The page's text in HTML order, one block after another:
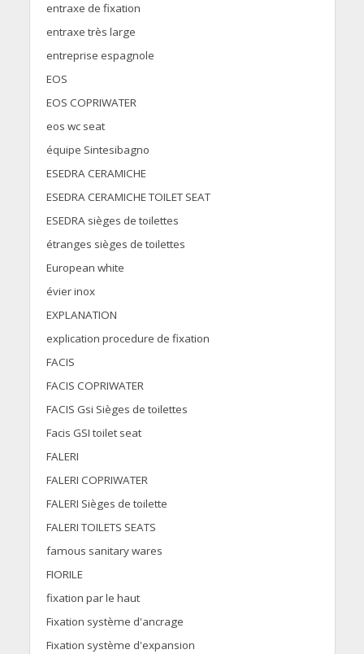
entraxe de fixation
entraxe très large
entreprise espagnole
EOS
EOS COPRIWATER
eos wc seat
équipe Sintesibagno
ESEDRA CERAMICHE
ESEDRA CERAMICHE TOILET SEAT
ESEDRA sièges de toilettes
étranges sièges de toilettes
European white
évier inox
EXPLANATION
explication procedure de fixation
FACIS
FACIS COPRIWATER
FACIS Gsi Sièges de toilettes
Facis GSI toilet seat
FALERI
FALERI COPRIWATER
FALERI Sièges de toilette
FALERI TOILETS SEATS
famous sanitary wares
FIORILE
fixation par le haut
Fixation système d'ancrage
Fixation système d'expansion